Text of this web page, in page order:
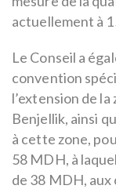
actuellement à
Le Conseil a
convention
l’extension de
Benjellik, ainsi
à cette zone,
58 MDH, à
de 38 MDH,